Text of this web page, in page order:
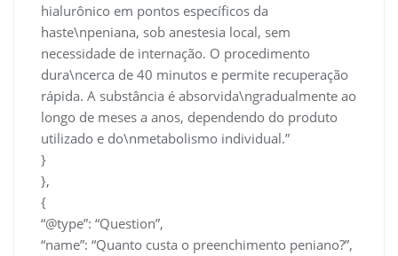
hialurônico em pontos específicos da
haste\npeniana, sob anestesia local, sem
necessidade de internação. O procedimento
dura\ncerca de 40 minutos e permite recuperação
rápida. A substância é absorvida\ngradualmente ao
longo de meses a anos, dependendo do produto
utilizado e do\nmetabolismo individual.”
}
},
{
“@type”: “Question”,
“name”: “Quanto custa o preenchimento peniano?”,